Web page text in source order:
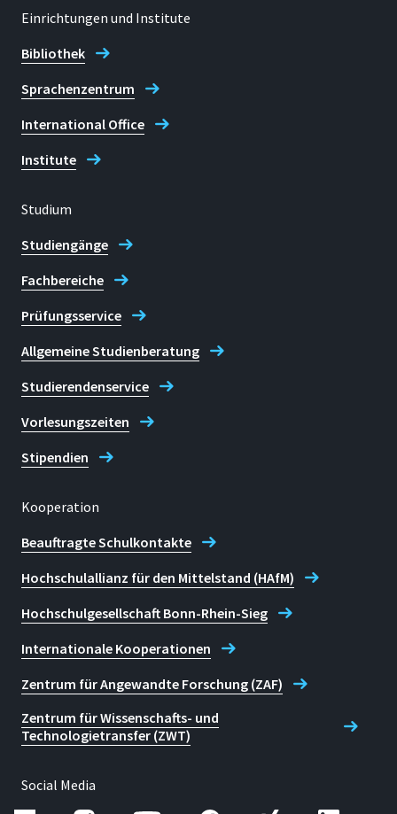
Einrichtungen und Institute
Bibliothek
Sprachenzentrum
International Office
Institute
Studium
Studiengänge
Fachbereiche
Prüfungsservice
Allgemeine Studienberatung
Studierendenservice
Vorlesungszeiten
Stipendien
Kooperation
Beauftragte Schulkontakte
Hochschulallianz für den Mittelstand (HAfM)
Hochschulgesellschaft Bonn-Rhein-Sieg
Internationale Kooperationen
Zentrum für Angewandte Forschung (ZAF)
Zentrum für Wissenschafts- und
Technologietransfer (ZWT)
Social Media